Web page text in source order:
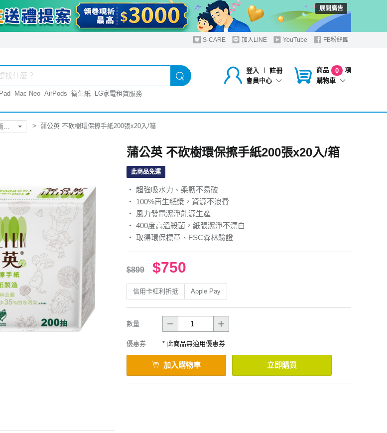
展開廣告
S-CARE 加入LINE YouTube FB粉絲團
登入 ︱
註冊
會員中心
商品 0
項
購物車
Mac Neo AirPods 衛生紙 LG家電租賃服務
蒲公英 不砍樹環保擦手紙200張x20入/箱
蒲公英 不砍樹環保擦手紙200張x20入/箱
此商品免運
‧ 超強吸水力、柔韌不易破
‧ 100%再生紙漿，資源不浪費
‧ 風力發電潔淨能源生產
‧ 400度高溫殺菌，紙張潔淨不漂白
‧ 取得環保標章、FSC森林驗證
$899 $750
信用卡紅利折抵 Apple Pay
數量
優惠券 * 此商品無適用優惠券
加入購物車 立即購買